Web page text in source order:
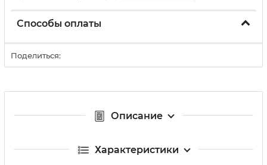
Способы оплаты
Поделиться:
Описание
Характеристики